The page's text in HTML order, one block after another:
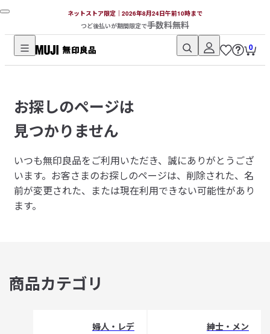
ネットストア限定｜2026年8月24日午前10時まで
つど後払いが期間限定で手数料無料
無
品
ネ
ッ
ト
ス
ト
ア
0
お探しのページは
見つかりません
いつも無印良品をご利用いただき、誠にありがとうござ
います。 お客さまのお探しのページは、削除された、名
前が変更された、または現在利用できない可能性があり
ます。
商品カテゴリ
婦人・レデ
紳士・メン